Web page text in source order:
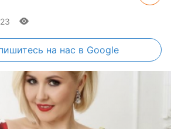
на нас в Google